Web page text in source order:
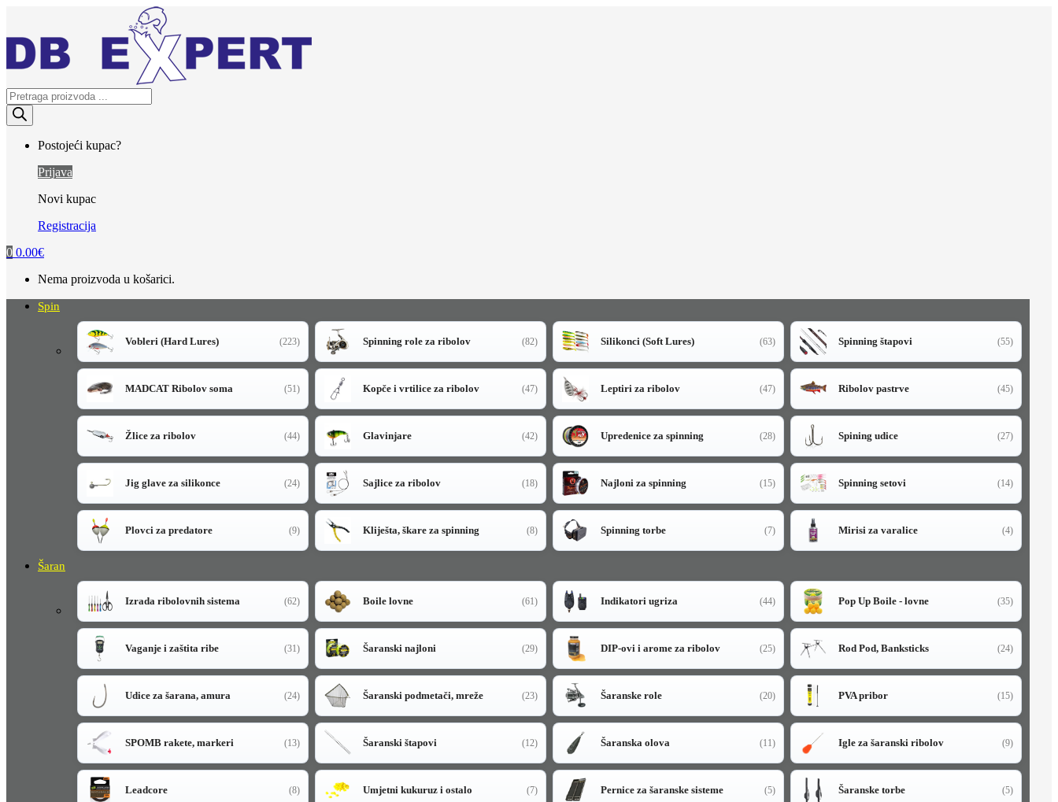
navigation
content
Products
search
Postojeći kupac?
Prijava
Novi kupac
Registracija
0 0.00€
Nema proizvoda u košarici.
Spin
Vobleri (Hard Lures) (223) Spinning role za ribolov (82) Silikonci (Soft Lures) (63) Spinning štapovi (55)
MADCAT Ribolov soma (51) Kopče i vrtilice za ribolov (47) Leptiri za ribolov (47) Ribolov pastrve (45)
Žlice za ribolov (44) Glavinjare (42) Upredenice za spinning (28) Spining udice (27)
Jig glave za silikonce (24) Sajlice za ribolov (18) Najloni za spinning (15) Spinning setovi (14)
Plovci za predatore (9) Kliješta, škare za spinning (8) Spinning torbe (7) Mirisi za varalice (4)
Šaran
Izrada ribolovnih sistema (62) Boile lovne (61) Indikatori ugriza (44) Pop Up Boile - lovne (35)
Vaganje i zaštita ribe (31) Šaranski najloni (29) DIP-ovi i arome za ribolov (25) Rod Pod, Banksticks (24)
Udice za šarana, amura (24) Šaranski podmetači, mreže (23) Šaranske role (20) PVA pribor (15)
SPOMB rakete, markeri (13) Šaranski štapovi (12) Šaranska olova (11) Igle za šaranski ribolov (9)
Leadcore (8) Umjetni kukuruz i ostalo (7) Pernice za šaranske sisteme (5) Šaranske torbe (5)